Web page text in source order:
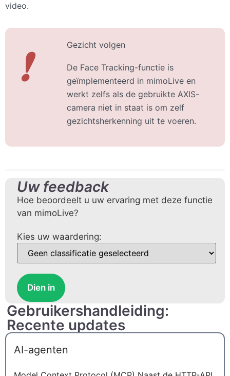
video.
❗ Gezicht volgen
De Face Tracking-functie is
geïmplementeerd in mimoLive en
werkt zelfs als de gebruikte AXIS-
camera niet in staat is om zelf
gezichtsherkenning uit te voeren.
Uw feedback
Hoe beoordeelt u uw ervaring met deze functie
van mimoLive?
Kies uw waardering:
Dien in
Gebruikershandleiding:
Recente updates
AI-agenten